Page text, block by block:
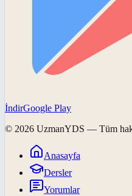
İndirGoogle Play
© 2026 UzmanYDS — Tüm
Anasayfa
Dersler
Yorumlar